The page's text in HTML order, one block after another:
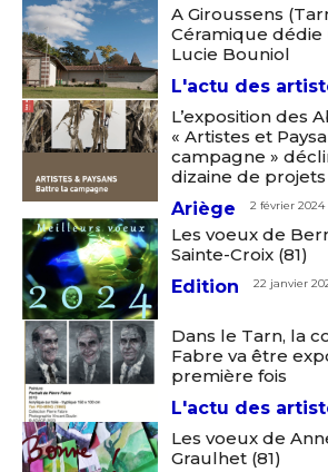
Nom
Prénom
Statut / Organisation
Adresse email*
Nom
A Giroussens
Céramique dédie
Lucie Bouniol
L'actu des
L’exposition des
« Artistes et
campagne »
dizaine de
Ariège
2 février 2024
Les voeux de
Sainte-Croix (81)
Edition
22 janvier
Dans le Tarn, la
Fabre va être
première fois
L'actu des
Les voeux de
Graulhet (81)